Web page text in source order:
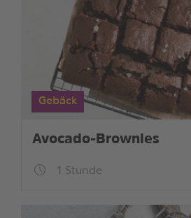
Gebäck
Avocado-Brownies
1 Stunde